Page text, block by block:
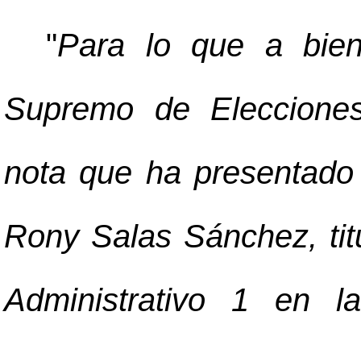
"Para lo que a
Supremo de
nota que ha
Rony Salas Sánchez,
Administrativo 1 en